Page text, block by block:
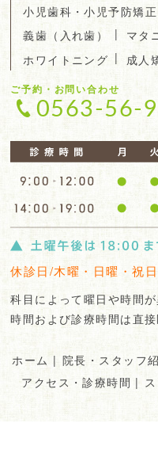
小児歯科・小児予防矯正
義歯（入れ歯）
| マタ
ホワイトニング | 成人
ご予約・お問い合わせ
0563-56-
休診日/木曜・日曜・祝
科目によって曜日や時間
時間および診療時間は直
ホーム | 院長・スタッフ
アクセス・診療時間 |